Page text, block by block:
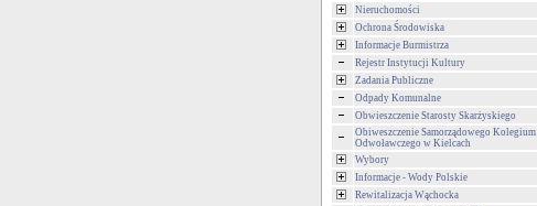
Nieruchomości
Ochrona Środowiska
Informacje Burmistrza
Rejestr Instytucji Kultury
Zadania Publiczne
Odpady Komunalne
Obwieszczenie Starosty Skarżyskiego
Obiweszczenie Samorządowego Kolegium
Odwoławczego w Kielcach
Wybory
Informacje - Wody Polskie
Rewitalizacja Wąchocka